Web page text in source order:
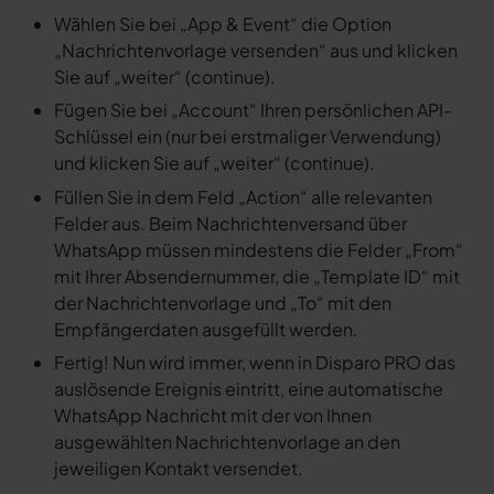
Wählen Sie bei „App & Event“ die Option
„Nachrichtenvorlage versenden“ aus und klicken
Sie auf „weiter“ (continue).
Fügen Sie bei „Account“ Ihren persönlichen API-
Schlüssel ein (nur bei erstmaliger Verwendung)
und klicken Sie auf „weiter“ (continue).
Füllen Sie in dem Feld „Action“ alle relevanten
Felder aus. Beim Nachrichtenversand über
WhatsApp müssen mindestens die Felder „From“
mit Ihrer Absendernummer, die „Template ID“ mit
der Nachrichtenvorlage und „To“ mit den
Empfängerdaten ausgefüllt werden.
Fertig! Nun wird immer, wenn in Disparo PRO das
auslösende Ereignis eintritt, eine automatische
WhatsApp Nachricht mit der von Ihnen
ausgewählten Nachrichtenvorlage an den
jeweiligen Kontakt versendet.